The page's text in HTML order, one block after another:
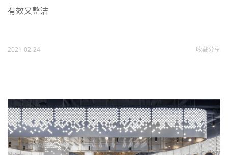
有效又整洁
2021-02-24 收藏分享